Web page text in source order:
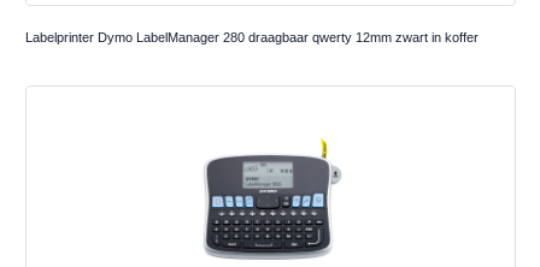
Labelprinter Dymo LabelManager 280 draagbaar qwerty 12mm zwart in koffer